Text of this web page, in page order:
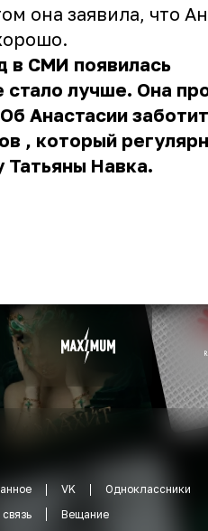
она заявила, что
в СМИ появилась
стало лучше. Она
Анастасии
, который
Татьяны Навка.
VK
Одноклассники
Вещание